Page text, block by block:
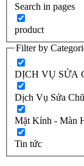
Search in pages
product
Filter by
DỊCH VỤ SỬA
Dịch Vụ Sửa
Mặt Kính - Màn
Tin tức